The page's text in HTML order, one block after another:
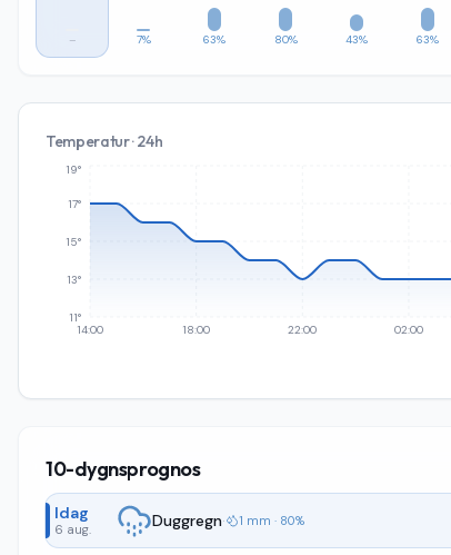
– 7% 63% 80% 43% 63%
Temperatur · 24h
14:00 18:00 22:00 02:00
11°
13°
15°
17°
19°
10-dygnsprognos
Idag
6 aug. Duggregn· 1 mm · 80%